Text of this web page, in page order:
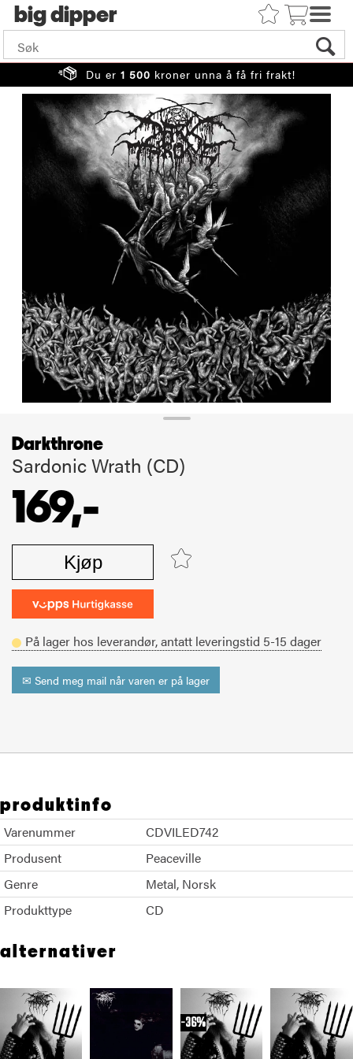
big
Du er 1 500 kroner unna å få fri frakt!
Darkthrone
Sardonic Wrath (CD)
169,-
Kjøp
På lager hos leverandør,antatt leveringstid 5-15 dager
✉ Send meg mail når varen er på lager
produktinfo
Varenummer
CDVILED742
Produsent
Peaceville
Genre
Metal Norsk
Produkttype
CD
alternativer
36%